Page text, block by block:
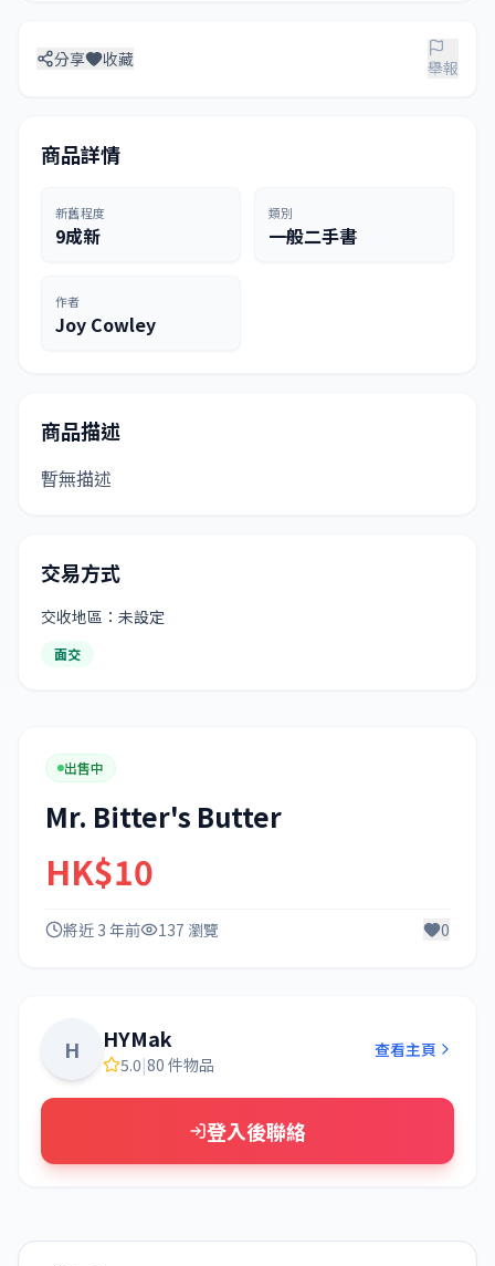
分享 收藏 舉報
商品詳情
新舊程度
9成新
類別
一般二手書
作者
Joy Cowley
商品描述
暫無描述
交易方式
交收地區：未設定
面交
出售中
Mr. Bitter's Butter
HK$10
將近 3 年前 137 瀏覽 0
H HYMak
5.0|80 件物品
查看主頁
登入後聯絡